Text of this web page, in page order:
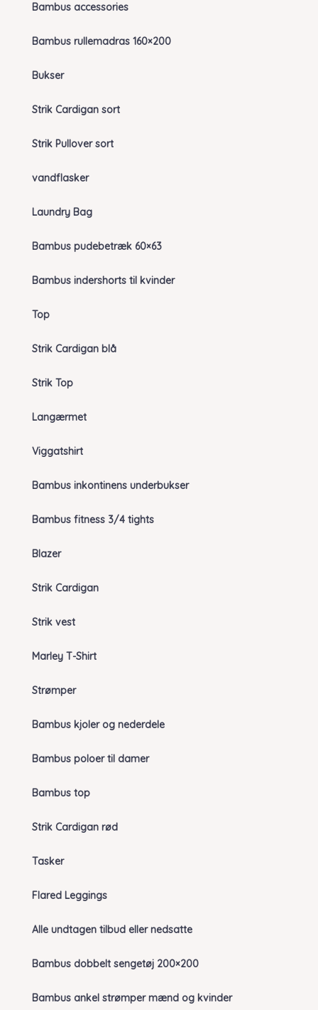
Bambus accessories
Bambus rullemadras 160×200
Bukser
Strik Cardigan sort
Strik Pullover sort
vandflasker
Laundry Bag
Bambus pudebetræk 60×63
Bambus indershorts til kvinder
Top
Strik Cardigan blå
Strik Top
Langærmet
Viggatshirt
Bambus inkontinens underbukser
Bambus fitness 3/4 tights
Blazer
Strik Cardigan
Strik vest
Marley T-Shirt
Strømper
Bambus kjoler og nederdele
Bambus poloer til damer
Bambus top
Strik Cardigan rød
Tasker
Flared Leggings
Alle undtagen tilbud eller nedsatte
Bambus dobbelt sengetøj 200×200
Bambus ankel strømper mænd og kvinder